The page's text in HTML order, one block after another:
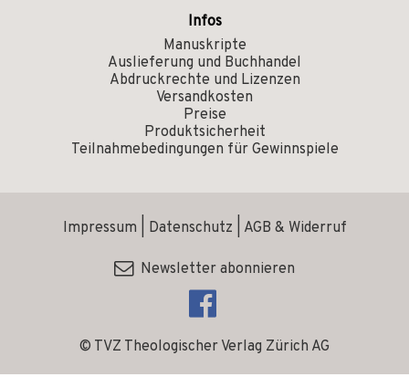
Infos
Manuskripte
Auslieferung und Buchhandel
Abdruckrechte und Lizenzen
Versandkosten
Preise
Produktsicherheit
Teilnahmebedingungen für Gewinnspiele
© TVZ Theologischer Verlag Zürich AG
Impressum Datenschutz AGB & Widerruf
Newsletter abonnieren